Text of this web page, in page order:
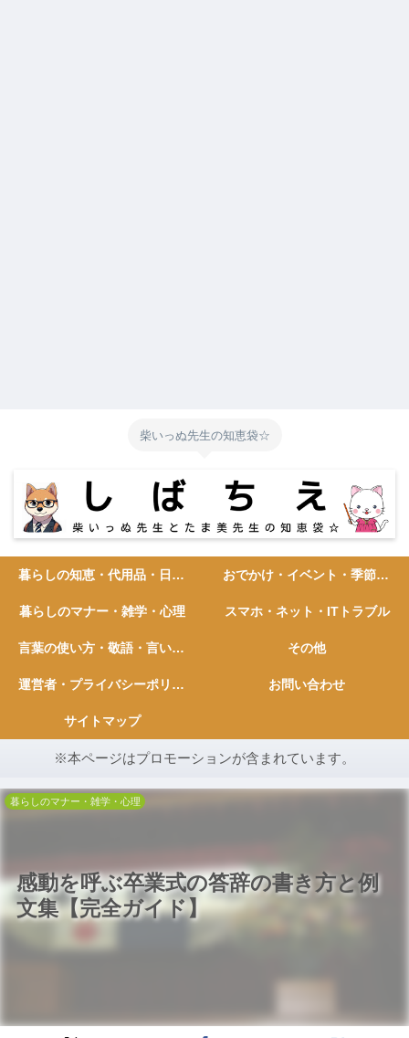
柴いっぬ先生の知恵袋☆
暮らしの知恵・代用品・日常ハック おでかけ・イベント・季節の行事
暮らしのマナー・雑学・心理 スマホ・ネット・ITトラブル
言葉の使い方・敬語・言い換え その他
運営者・プライバシーポリシー お問い合わせ
サイトマップ
※本ページはプロモーションが含まれています。
感動を呼ぶ卒業式の答辞の書き方と例
文集【完全ガイド】
暮らしのマナー・雑学・心理